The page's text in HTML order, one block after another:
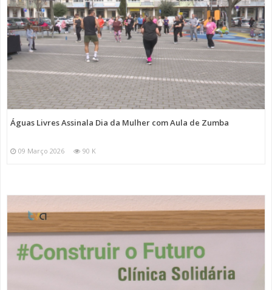
Águas Livres Assinala Dia da Mulher com Aula de Zumba
09 Março 2026 90 K